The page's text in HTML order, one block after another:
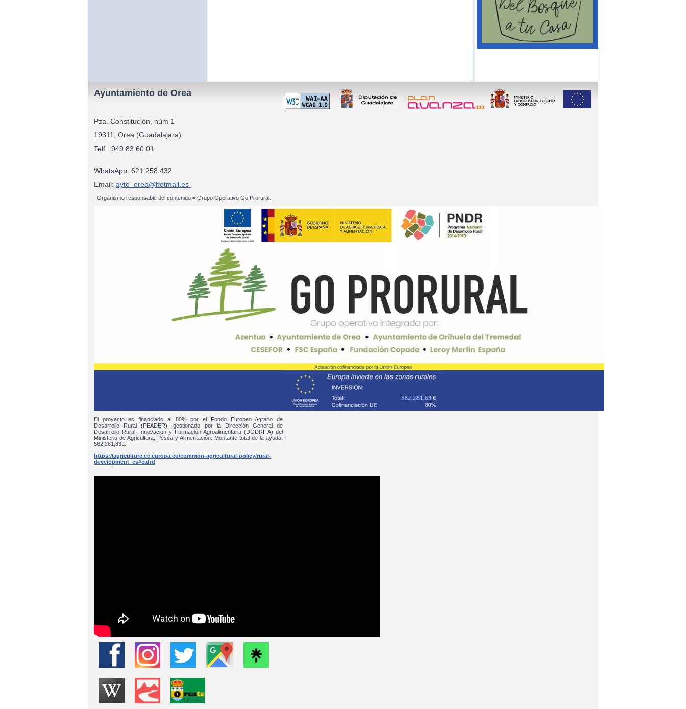
Ayuntamiento de Orea
Pza. Constitución, núm 1
19311, Orea (Guadalajara)
Telf.: 949 83 60 01
WhatsApp: 621 258 432
Email: ayto_orea@hotmail.es
Organismo responsable del contenido = Grupo Operativo Go Prorural.
El proyecto es financiado al 80% por el Fondo Europeo Agrario de
Desarrollo Rural (FEADER), gestionado por la Dirección General de
Desarrollo Rural, Innovación y Formación Agroalimentaria (DGDRIFA) del
Ministerio de Agricultura, Pesca y Alimentación. Montante total de la ayuda:
562.281,83€.
https://agriculture.ec.europa.eu/common-agricultural-policy/rural-
development_es#eafrd